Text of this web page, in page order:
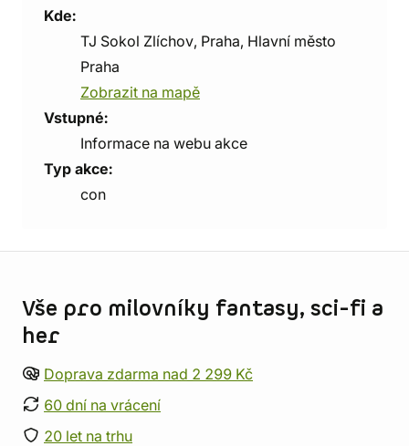
Kde:
TJ Sokol Zlíchov, Praha, Hlavní město
Praha
Zobrazit na mapě
Vstupné:
Informace na webu akce
Typ akce:
con
Vše pro milovníky fantasy, sci-fi a
her
Doprava zdarma nad 2 299 Kč
60 dní na vrácení
20 let na trhu